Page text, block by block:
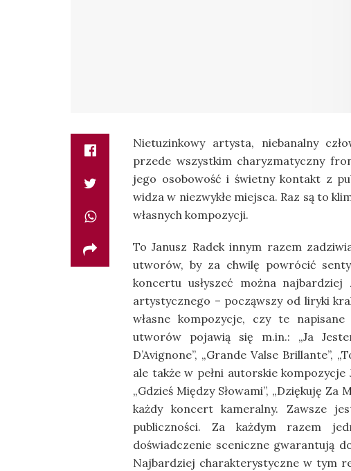
Nietuzinkowy artysta, niebanalny
przede wszystkim charyzmatyczny
jego osobowość i świetny kontakt z
widza w niezwykłe miejsca. Raz są to
własnych kompozycji.
To Janusz Radek innym razem
utworów, by za chwilę powrócić
koncertu usłyszeć można
artystycznego – począwszy od liryki
własne kompozycje, czy te
utworów pojawią się m.in.: „Ja
D’Avignone”, „Grande Valse Brillante”,
ale także w pełni autorskie kompozycje
„Gdzieś Między Słowami”, „Dziękuję
każdy koncert kameralny. Zawsze
publiczności. Za każdym razem
doświadczenie sceniczne gwarantują
Najbardziej charakterystyczne w tym